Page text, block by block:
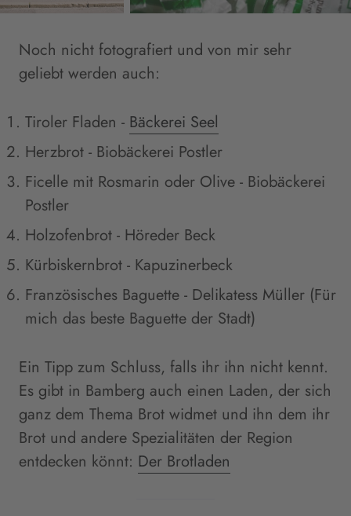
Noch nicht fotografiert und von mir sehr
geliebt werden auch:
Tiroler Fladen - Bäckerei Seel
Herzbrot - Biobäckerei Postler
Ficelle mit Rosmarin oder Olive - Biobäckerei
Postler
Holzofenbrot - Höreder Beck
Kürbiskernbrot - Kapuzinerbeck
Französisches Baguette - Delikatess Müller (Für
mich das beste Baguette der Stadt)
Ein Tipp zum Schluss, falls ihr ihn nicht kennt.
Es gibt in Bamberg auch einen Laden, der sich
ganz dem Thema Brot widmet und ihn dem ihr
Brot und andere Spezialitäten der Region
entdecken könnt: Der Brotladen